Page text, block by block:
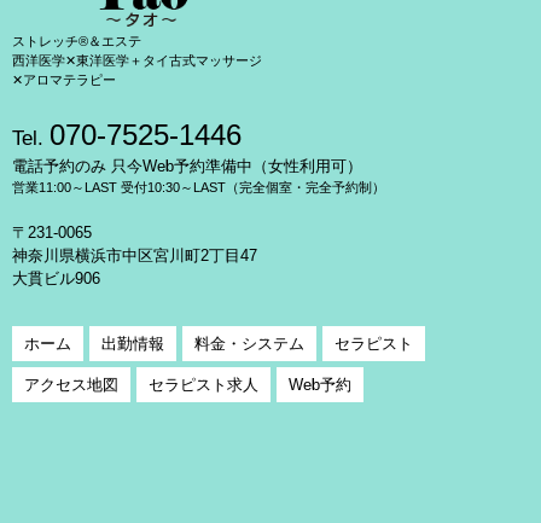
ストレッチ®＆エステ
西洋医学✕東洋医学＋タイ古式マッサージ
✕アロマテラピー
Tel. 070-7525-1446
電話予約のみ 只今Web予約準備中（女性利用可）
営業11:00～LAST 受付10:30～LAST（完全個室・完全予約制）
〒231-0065
神奈川県横浜市中区宮川町2丁目47
大貫ビル906
ホーム 出勤情報 料金・システム セラピスト
アクセス地図 セラピスト求人 Web予約